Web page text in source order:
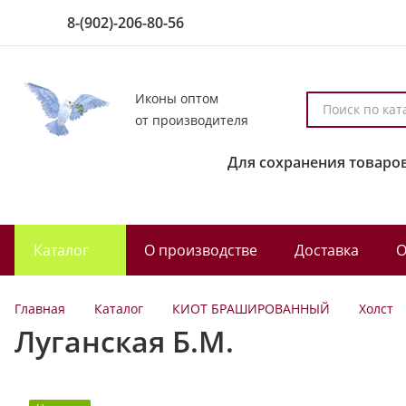
8-(902)-206-80-56
Иконы оптом
от производителя
о
с
к
а
а
Для сохранения
Каталог О производстве Доставка
Главная Каталог КИОТ БРАШИРОВАННЫЙ Холст
Луганская Б.М.